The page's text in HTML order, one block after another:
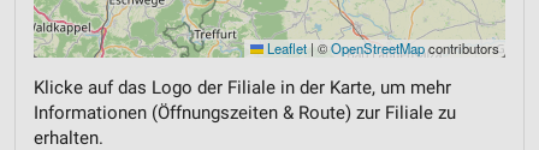
Leaflet | ©OpenStreetMapcontributors
Klicke auf das Logo der Filiale in der Karte, um mehr
Informationen (Öffnungszeiten & Route) zur Filiale zu
erhalten.